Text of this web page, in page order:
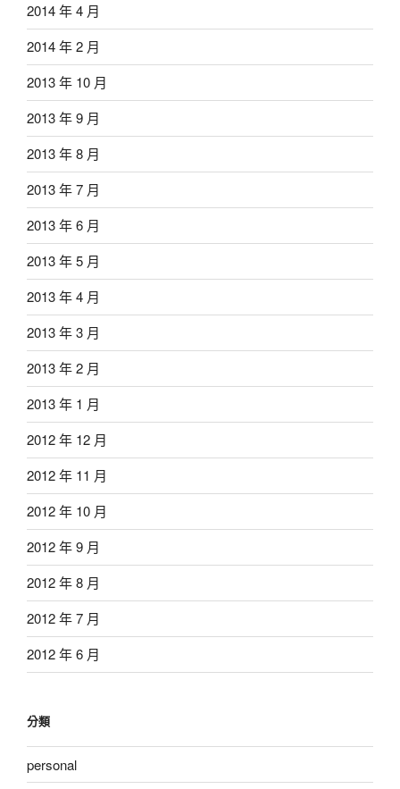
2014 年 4 月
2014 年 2 月
2013 年 10 月
2013 年 9 月
2013 年 8 月
2013 年 7 月
2013 年 6 月
2013 年 5 月
2013 年 4 月
2013 年 3 月
2013 年 2 月
2013 年 1 月
2012 年 12 月
2012 年 11 月
2012 年 10 月
2012 年 9 月
2012 年 8 月
2012 年 7 月
2012 年 6 月
分類
personal